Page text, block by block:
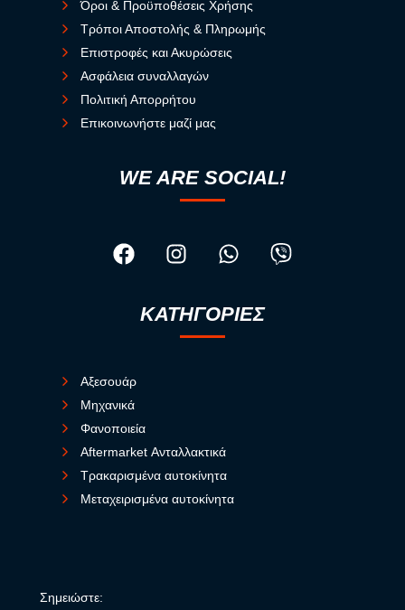
Όροι & Προϋποθέσεις Χρήσης
Τρόποι Αποστολής & Πληρωμής
Επιστροφές και Ακυρώσεις
Ασφάλεια συναλλαγών
Πολιτική Απορρήτου
Επικοινωνήστε μαζί μας
WE ARE SOCIAL!
ΚΑΤΗΓΟΡΙΕΣ
Αξεσουάρ
Μηχανικά
Φανοποιεία
Aftermarket Ανταλλακτικά
Τρακαρισμένα αυτοκίνητα
Μεταχειρισμένα αυτοκίνητα
Σημειώστε: